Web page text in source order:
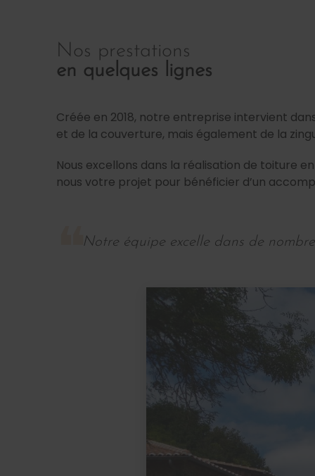
Nos prestations
en quelques lignes
Créée en 2018, notre entreprise intervient
et de la couverture, mais également de la
Nous excellons dans la réalisation de toiture
nous votre projet pour bénéficier d’un
Notre équipe excelle dans de